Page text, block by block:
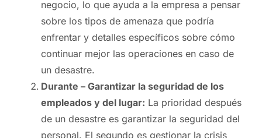
negocio, lo que ayuda a la empresa a pensar
sobre los tipos de amenaza que podría
enfrentar y detalles específicos sobre cómo
continuar mejor las operaciones en caso de
un desastre.
Durante – Garantizar la seguridad de los
empleados y del lugar: La prioridad después
de un desastre es garantizar la seguridad del
personal. El segundo es gestionar la crisis